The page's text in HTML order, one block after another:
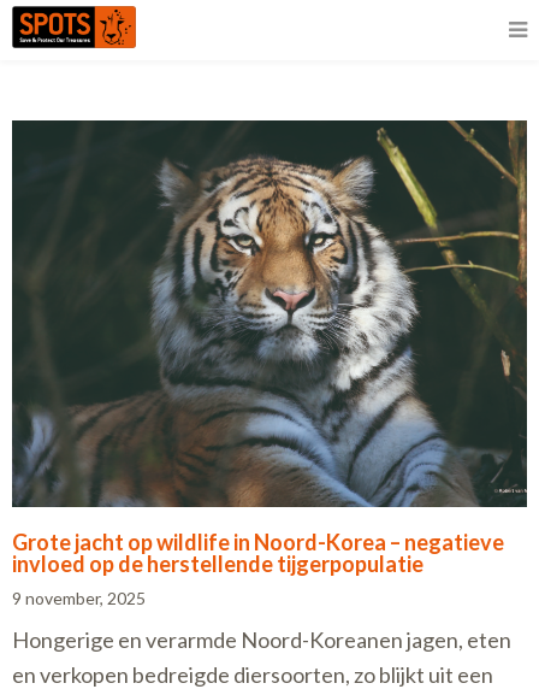
Grote jacht op wildlife in Noord-Korea – negatieve
invloed op de herstellende tijgerpopulatie
9 november, 2025
Hongerige en verarmde Noord-Koreanen jagen, eten
en verkopen bedreigde diersoorten, zo blijkt uit een